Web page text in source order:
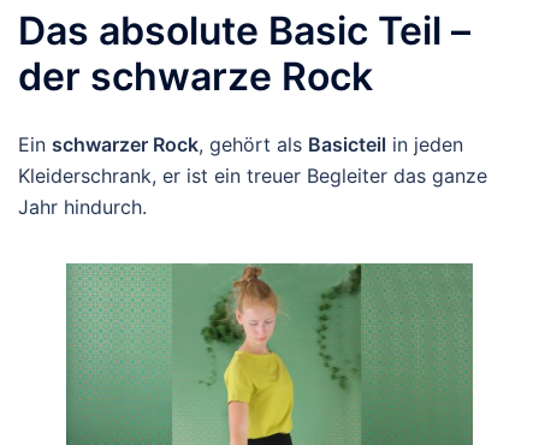
Das absolute Basic Teil –
der schwarze Rock
Ein schwarzer Rock, gehört als Basicteil in jeden
Kleiderschrank, er ist ein treuer Begleiter das ganze
Jahr hindurch.